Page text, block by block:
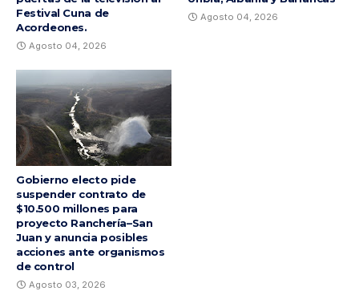
Festival Cuna de
Acordeones.
Agosto 04, 2026
Agosto 04, 2026
Gobierno electo pide
suspender contrato de
$10.500 millones para
proyecto Ranchería–San
Juan y anuncia posibles
acciones ante organismos
de control
Agosto 03, 2026